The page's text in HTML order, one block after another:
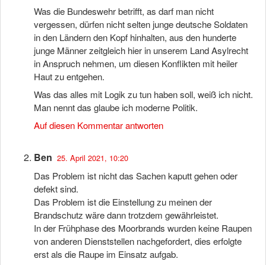
Was die Bundeswehr betrifft, as darf man nicht
vergessen, dürfen nicht selten junge deutsche Soldaten
in den Ländern den Kopf hinhalten, aus den hunderte
junge Männer zeitgleich hier in unserem Land Asylrecht
in Anspruch nehmen, um diesen Konflikten mit heiler
Haut zu entgehen.
Was das alles mit Logik zu tun haben soll, weiß ich nicht.
Man nennt das glaube ich moderne Politik.
Auf diesen Kommentar antworten
Ben 25. April 2021, 10:20
Das Problem ist nicht das Sachen kaputt gehen oder
defekt sind.
Das Problem ist die Einstellung zu meinen der
Brandschutz wäre dann trotzdem gewährleistet.
In der Frühphase des Moorbrands wurden keine Raupen
von anderen Dienststellen nachgefordert, dies erfolgte
erst als die Raupe im Einsatz aufgab.